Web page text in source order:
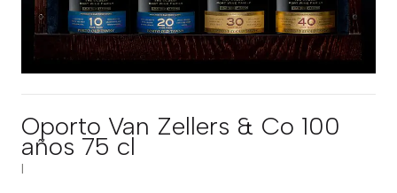
Oporto Van Zellers & Co 100
años 75 cl